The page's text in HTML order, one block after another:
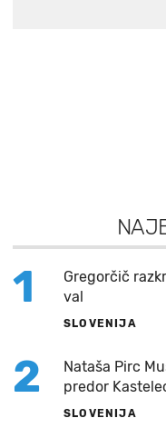
1
Gregorčič
val
SLOVENIJA
2
Nataša Pirc
predor
SLOVENIJA